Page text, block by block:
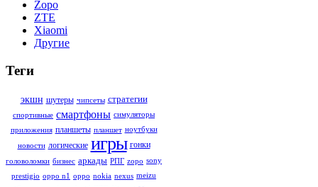
Zopo
ZTE
Xiaomi
Другие
Теги
экшн шутеры чипсеты стратегии
спортивные смартфоны симуляторы
приложения планшеты планшет ноутбуки
новости логические игры гонки
головоломки бизнес аркады РПГ zopo sony
prestigio oppo n1 oppo nokia nexus meizu